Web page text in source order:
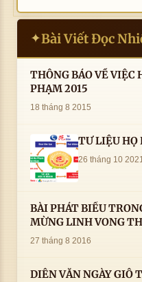
✦Bài Viết Đọc
THÔNG BÁO VỀ VIỆC HỖ TRỢ GIẢI QUẦN VỢT HỌ
PHẠM 2015
18 tháng 8 2015
TƯ LIỆU
26 tháng 10 2021
BÀI PHÁT BIỂU
MỪNG LINH VONG
AN VỊ TAI CÀ MAU- (
27 tháng 8 2016
DIỄN VĂN NGÀY GIỖ